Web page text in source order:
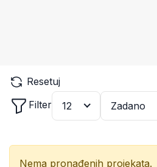
Resetuj
Filter
12 Zadano
Nema pronađenih projekata.